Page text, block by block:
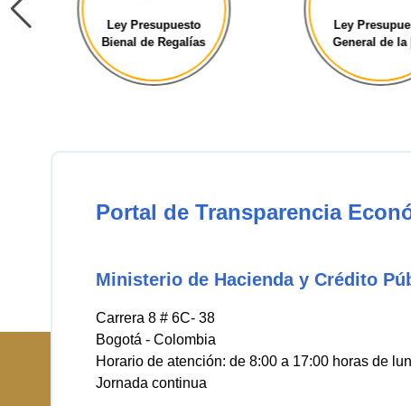
Ley Presupuesto
Bienal de Regalías
Ley
General de la
Portal de Transparencia
Ministerio de Hacienda y Crédito
Carrera 8 # 6C- 38
Bogotá - Colombia
Horario de atención: de 8:00 a 17:00 horas de
Jornada continua